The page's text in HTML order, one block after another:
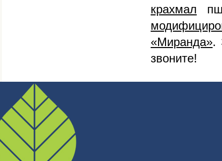
крахмал
«Миранда».
звоните!